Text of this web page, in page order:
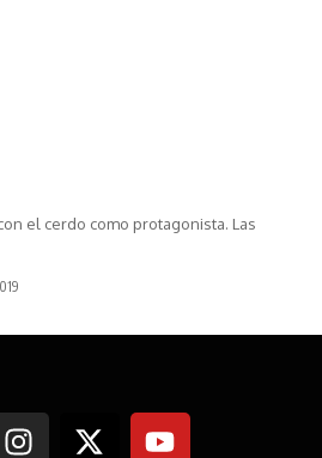
el cerdo como protagonista. Las